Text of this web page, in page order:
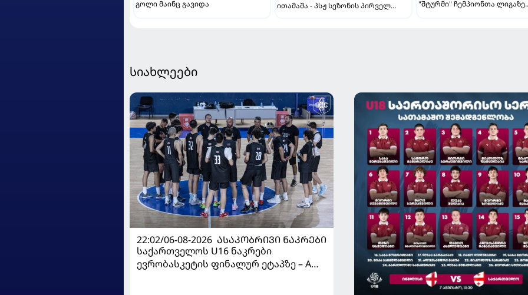
გოლი მაინც გავიდა
ითამაშა - პსჟ სეზონის პირველ
"შტურმი" ჩემპიონთა ლიგაზე
სიახლეები
22:02/06-08-2026 ᲐᲡᲐᲙᲝᲑᲠᲘᲕᲘ ᲜᲐᲙᲠᲔᲑᲘ
საქართველოს U16 ნაკრები
ევრობასკეტის ფინალურ ეტაპზე – A